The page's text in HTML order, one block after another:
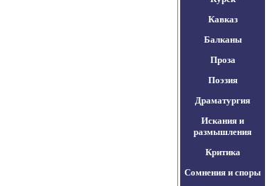
Кавказ
Балканы
Проза
Поэзия
Драматургия
Искания и
размышления
Критика
Сомнения и споры